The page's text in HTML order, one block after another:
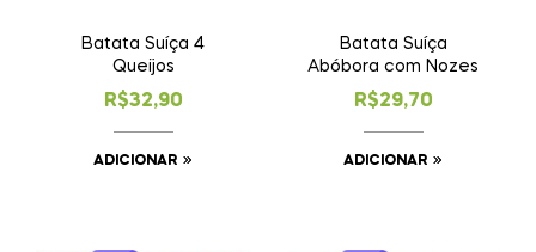
Batata Suíça 4
Queijos
R$32,90
ADICIONAR
Batata Suíça
Abóbora com Nozes
R$29,70
ADICIONAR